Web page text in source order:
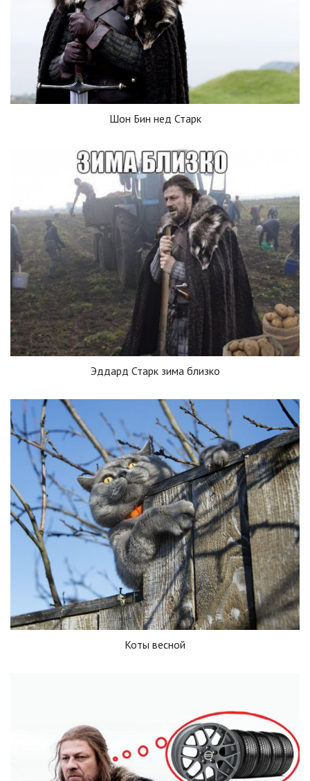
Шон Бин нед Старк
Эддард Старк зима близко
Коты весной